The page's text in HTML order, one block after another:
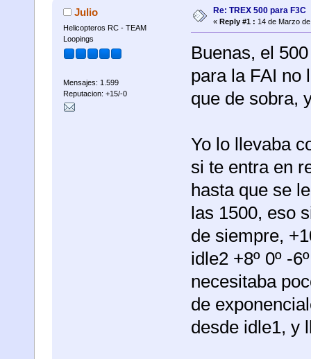
Julio
Helicopteros RC - TEAM
Loopings
Mensajes: 1.599
Reputacion: +15/-0
Re: TREX 500 para F3C
« Reply #1 : 14 de Marzo
Buenas, el
para la FAI no
que de sobra,
Yo lo llevaba
si te entra en
hasta que se
las 1500, eso
de siempre,
idle2 +8º 0º -
necesitaba
de
desde idle1, y